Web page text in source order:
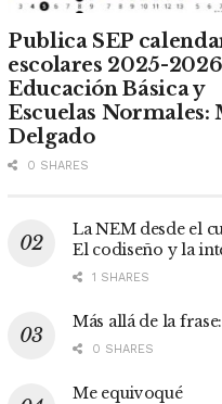
Publica SEP
escolares 2025-
Educación Básica y
Escuelas Normales:
Delgado
0 SHARES
La NEM desde el
El codiseño y la
1 SHARES
Más allá de la
0 SHARES
Me equivoqué